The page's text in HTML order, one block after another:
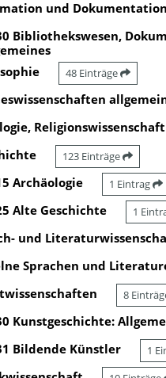
und Dokumentation
Bibliothekswesen,
48 Einträge
Religionswissenschaft
123 Einträge
Archäologie 1 Eintrag
Alte Geschichte 1
und
Sprachen und
8
Kunstgeschichte:
Bildende Künstler 1